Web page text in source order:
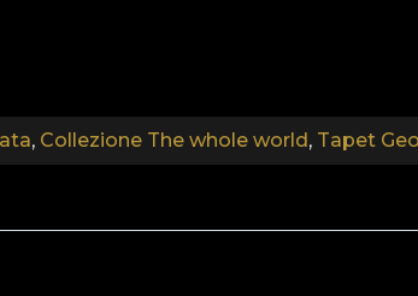
, Collezione The whole world, Tapet